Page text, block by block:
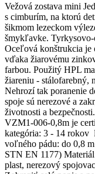
Vežová zostava mini
s cimburím, na ktorú
šikmom lezeckom
šmykľavke.
Oceľová konštrukcia je
vďaka žiarovému
farbou. Použitý HPL
žiareniu - stálofarebný,
Nehrozí tak poranenie
spoje sú nerezové a
životnosti a
VZM1-006-0,8m je
kategória: 3 - 14
voľného pádu: do 0,8
STN EN 1177)
plast, nerezový